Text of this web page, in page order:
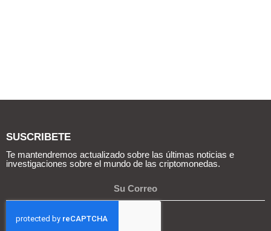
SUSCRIBETE
Te mantendremos actualizado sobre las últimas noticias e
investigaciones sobre el mundo de las criptomonedas.